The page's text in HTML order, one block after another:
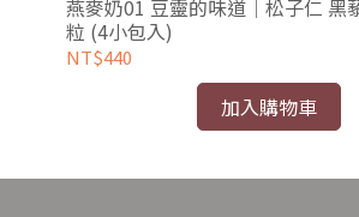
燕麥奶01 豆靈的味道｜松子仁 黑
粒 (4小包入)
NT$440
加入購物車